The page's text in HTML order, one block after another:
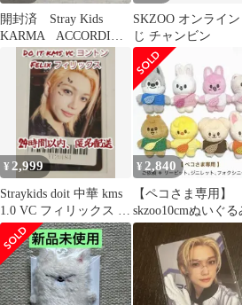
開封済 Stray Kids
KARMA ACCORDION
VER ヒョンジン
SKZOO オンライン
じ チャンビン
¥2,999
Straykids doit 中華 kms
1.0 VC フィリックス ト
レカ
¥2,840
【ペコさま専用】
skzoo10cmぬいぐる
洋服＆ポシェット 3
ット